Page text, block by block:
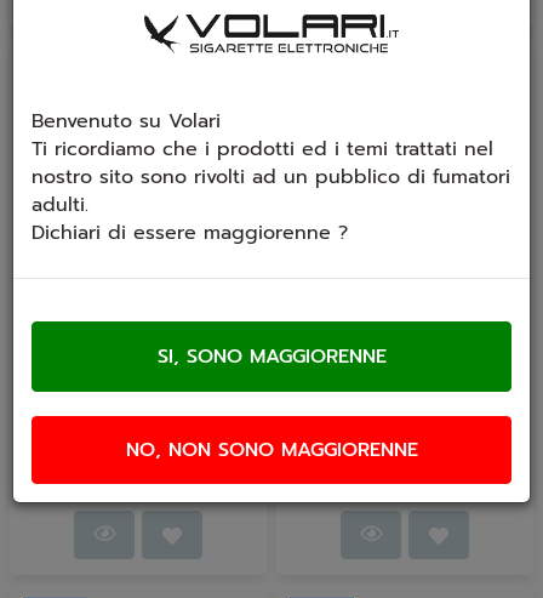
Aroma Vaporice
Amarena 20 ml Shot
Gusto: Amarena e Ghiaccio
Formato 20ml
Composizione: 100% PG
Tempi di...
€ 17,80
Liquido Vaporice
Mango 20ml Shot
Formato: 20ml
Composizione: 100% PG
Tempi di...
€ 17,80
Benvenuto su Volari
Ti ricordiamo che i prodotti ed i temi trattati nel
nostro sito sono rivolti ad un pubblico di fumatori
adulti.
Dichiari di essere maggiorenne ?
NO, NON SONO MAGGIORENNE